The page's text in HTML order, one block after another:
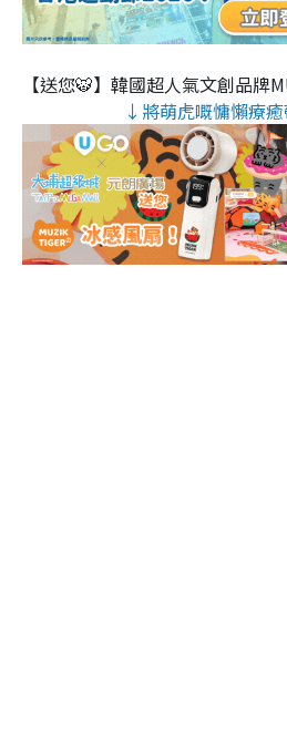
【送您🐯】韓國超人氣文創品牌
↓將萌虎嘅慵懶療